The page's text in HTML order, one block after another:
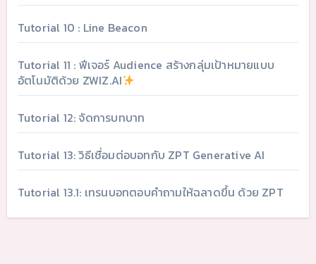
Tutorial 10 : Line Beacon
Tutorial 11 : ฟีเจอร์ Audience สร้างกลุ่มเป้าหมายแบบ
อัตโนมัติด้วย ZWIZ.AI
Tutorial 12: จัดการบทบาท
Tutorial 13: วิธีเชื่อมต่อบอทกับ ZPT Generative AI
Tutorial 13.1: เทรนบอทตอบคำถามให้ฉลาดขึ้น ด้วย ZPT